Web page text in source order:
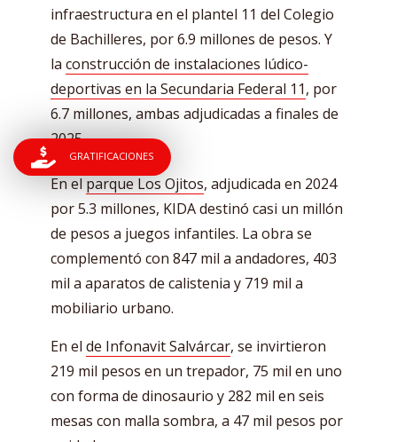
infraestructura en el plantel 11 del Colegio
de Bachilleres, por 6.9 millones de pesos. Y
la construcción de instalaciones lúdico-
deportivas en la Secundaria Federal 11, por
6.7 millones, ambas adjudicadas a finales de
2025.
En el parque Los Ojitos, adjudicada en 2024
por 5.3 millones, KIDA destinó casi un millón
de pesos a juegos infantiles. La obra se
complementó con 847 mil a andadores, 403
mil a aparatos de calistenia y 719 mil a
mobiliario urbano.
En el de Infonavit Salvárcar, se invirtieron
219 mil pesos en un trepador, 75 mil en uno
con forma de dinosaurio y 282 mil en seis
mesas con malla sombra, a 47 mil pesos por
GRATIFICACIONES